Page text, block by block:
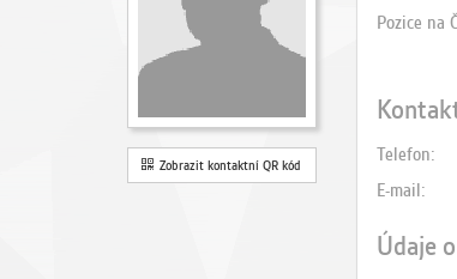
Zobrazit kontaktní QR kód
Pozice na
Telefon
E-mail
Údaje